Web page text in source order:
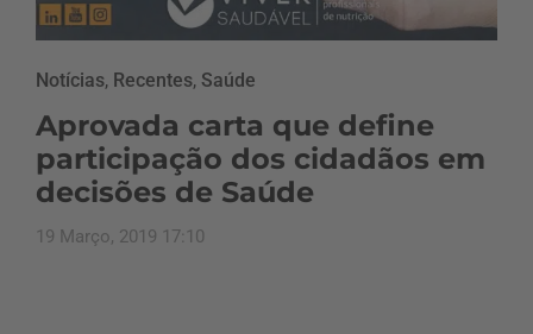
Notícias, Recentes, Saúde
Aprovada carta que define
participação dos cidadãos em
decisões de Saúde
19 Março, 2019 17:10